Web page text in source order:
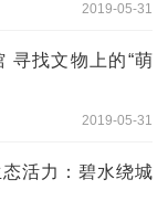
2019-05-31
寻找文物上的“萌
2019-05-31
活力：碧水绕城